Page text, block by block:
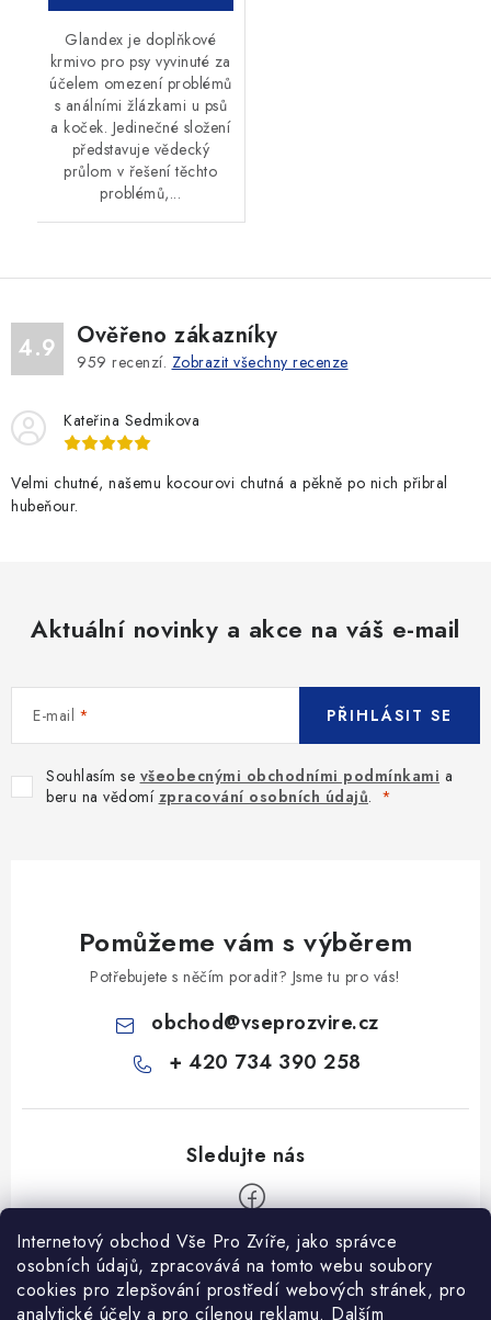
Internetový obchod Vše Pro Zvíře, jako správce
osobních údajů, zpracovává na tomto webu soubory
cookies pro zlepšování prostředí webových stránek, pro
analytické účely a pro cílenou reklamu. Dalším
Glandex je doplňkové
krmivo pro psy vyvinuté za
účelem omezení problémů
s análními žlázkami u psů
a koček. Jedinečné složení
představuje vědecký
průlom v řešení těchto
problémů,...
4.9 Ověřeno zákazníky
959 recenzí. Zobrazit všechny recenze
Kateřina Sedmikova
Velmi chutné, našemu kocourovi chutná a pěkně po nich přibral
hubeňour.
Aktuální novinky a akce na váš e-mail
E-mail
Souhlasím se všeobecnými obchodními podmínkami a
beru na vědomí zpracování osobních údajů.
PŘIHLÁSIT SE
Pomůžeme vám s výběrem
Potřebujete s něčím poradit? Jsme tu pro vás!
obchod@vseprozvire.cz
+ 420 734 390 258
Informace pro Vás